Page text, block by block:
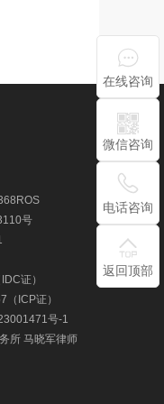
在线咨询
微信咨询
电话咨询
返回顶部
号
证）
ICP证）
号-1
所 马晓军律师